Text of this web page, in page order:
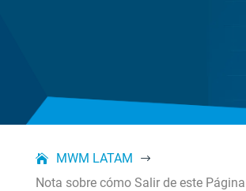
MWM LATAM $
Nota sobre cómo Salir de este